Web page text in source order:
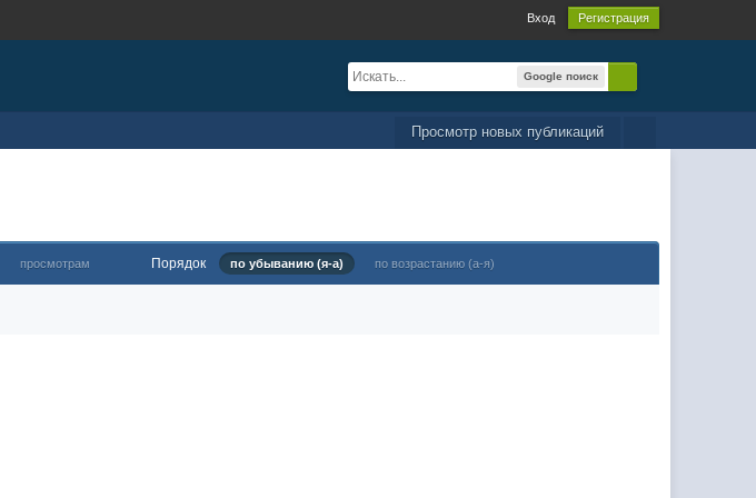
Вход Регистрация
Google поиск
Просмотр новых публикаций
просмотрам Порядок по убыванию (я-а) по возрастанию (а-я)